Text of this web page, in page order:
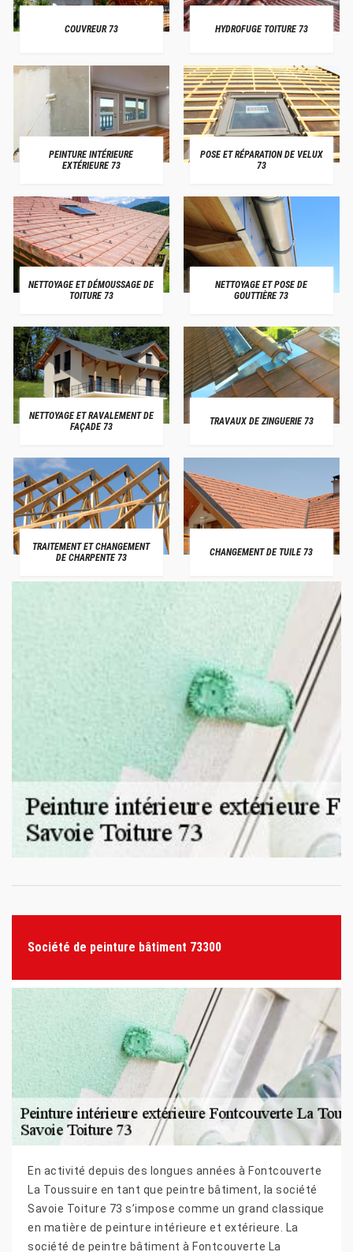
COUVREUR 73 HYDROFUGE TOITURE 73
PEINTURE INTÉRIEURE
EXTÉRIEURE 73
POSE ET RÉPARATION DE VELUX
73
NETTOYAGE ET DÉMOUSSAGE DE
TOITURE 73
NETTOYAGE ET POSE DE
GOUTTIÈRE 73
NETTOYAGE ET RAVALEMENT DE
FAÇADE 73
TRAVAUX DE ZINGUERIE 73
TRAITEMENT ET CHANGEMENT
DE CHARPENTE 73
CHANGEMENT DE TUILE 73
Société de peinture bâtiment 73300
En activité depuis des longues années à Fontcouverte
La Toussuire en tant que peintre bâtiment, la société
Savoie Toiture 73 s’impose comme un grand classique
en matière de peinture intérieure et extérieure. La
société de peintre bâtiment à Fontcouverte La